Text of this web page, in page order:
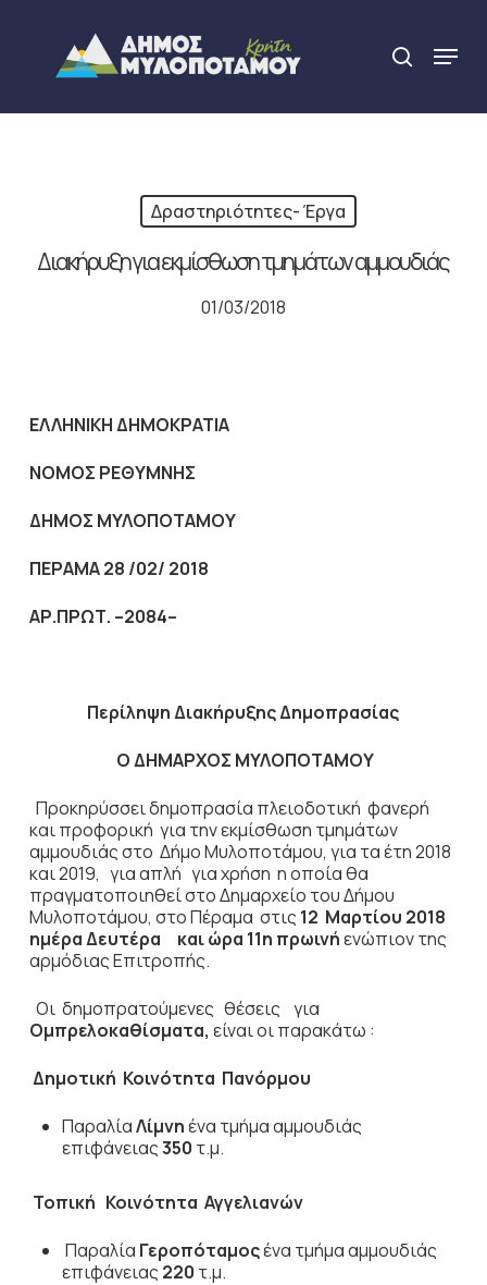
content
search
Menu
Δραστηριότητες- Έργα
Διακήρυξη για εκμίσθωση τμημάτων αμμουδιάς
01/03/2018
ΕΛΛΗΝΙΚΗ ΔΗΜΟΚΡΑΤΙΑ
ΝΟΜΟΣ ΡΕΘΥΜΝΗΣ
ΔΗΜΟΣ ΜΥΛΟΠΟΤΑΜΟΥ
ΠΕΡΑΜΑ 28 /02/ 2018
ΑΡ.ΠΡΩΤ. –2084–
Περίληψη Διακήρυξης Δημοπρασίας
Ο ΔΗΜΑΡΧΟΣ ΜΥΛΟΠΟΤΑΜΟΥ
Προκηρύσσει δημοπρασία πλειοδοτική φανερή
και προφορική για την εκμίσθωση τμημάτων
αμμουδιάς στο Δήμο Μυλοποτάμου, για τα έτη 2018
και 2019, για απλή για χρήση η οποία θα
πραγματοποιηθεί στο Δημαρχείο του Δήμου
Μυλοποτάμου, στο Πέραμα στις 12 Μαρτίου 2018
ημέρα Δευτέρα και ώρα 11η πρωινήενώπιον της
αρμόδιας Επιτροπής.
Οι δημοπρατούμενες θέσεις για
Ομπρελοκαθίσματα, είναι οι παρακάτω :
Δημοτική Κοινότητα Πανόρμου
ΠαραλίαΛίμνηένα τμήμα αμμουδιάς
επιφάνειας350 τ.μ.
Τοπική Κοινότητα Αγγελιανών
Παραλία Γεροπόταμοςένα τμήμα αμμουδιάς
επιφάνειας 220 τ.μ.
Close